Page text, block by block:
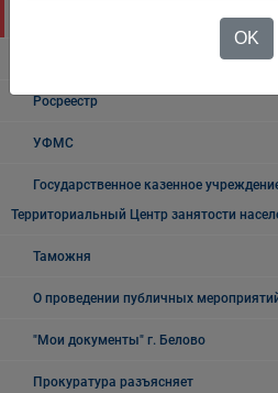
Росреестр
УФМС
Государственное казенное
Территориальный Центр занятости
Таможня
О проведении публичных
"Мои документы" г. Белово
Прокуратура разъясняет
OK